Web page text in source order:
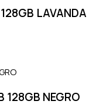
LAVANDA
128GB NEGRO